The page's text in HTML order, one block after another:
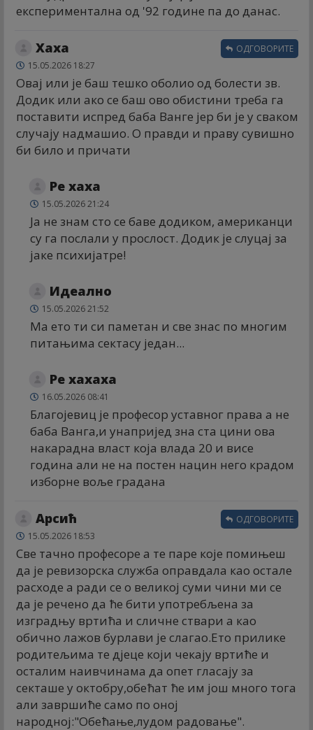
експериментална од '92 године па до данас.
Хаха
15.05.2026 18:27
Овај или је баш тешко оболио од болести зв.
Додик или ако се баш ово обистини треба га
поставити испред баба Ванге јер би је у сваком
случају надмашио. О правди и праву сувишно
би било и причати
ОДГОВОРИТЕ
Ре xаxа
15.05.2026 21:24
Ја не знам сто се баве додиком, американци
су га послали у прослост. Додик је слуцај за
јаке психијатре!
Идеално
15.05.2026 21:52
Ма ето ти си паметан и све знас по многим
питањима сектасу један...
Ре xаxаxа
16.05.2026 08:41
Благојевиц је професор уставног права а не
баба Ванга,и унапријед зна ста цини ова
накарадна власт која влада 20 и висе
година али не на постен нацин него крадом
изборне воље градана
Арсић
15.05.2026 18:53
Све тачно професоре а те паре које помињеш
да је ревизорска служба оправдала као остале
расходе а ради се о великој суми чини ми се
да је речено да ће бити употребљена за
изградњу вртића и сличне ствари а као
обично лажов бурлави је слагао.Ето прилике
родитељима те дјеце који чекају вртиће и
осталим наивчинама да опет гласају за
секташе у октобру,обећат ће им још много тога
али завршиће само по оној
народној:"Обећање,лудом радовање".
ОДГОВОРИТЕ